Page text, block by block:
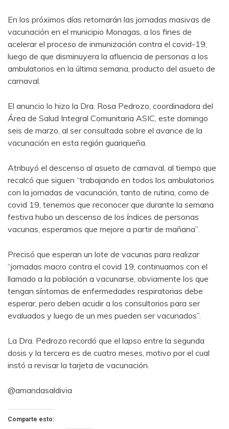
En los próximos días retomarán las jornadas masivas de
vacunación en el municipio Monagas, a los fines de
acelerar el proceso de inmunización contra el covid-19,
luego de que disminuyera la afluencia de personas a los
ambulatorios en la última semana, producto del asueto de
carnaval.
El anuncio lo hizo la Dra. Rosa Pedrozo, coordinadora del
Área de Salud Integral Comunitaria ASIC, este domingo
seis de marzo, al ser consultada sobre el avance de la
vacunación en esta región guariqueña.
Atribuyó el descenso al asueto de carnaval, al tiempo que
recalcó que siguen “trabajando en todos los ambulatorios
con la jornadas de vacunación, tanto de rutina, como de
covid 19, tenemos que reconocer que durante la semana
festiva hubo un descenso de los índices de personas
vacunas, esperamos que mejore a partir de mañana”.
Precisó que esperan un lote de vacunas para realizar
“jornadas macro contra el covid 19, continuamos con el
llamado a la población a vacunarse, obviamente los que
tengan síntomas de enfermedades respiratorias debe
esperar, pero deben acudir a los consultorios para ser
evaluados y luego de un mes pueden ser vacunados”.
La Dra. Pedrozo recordó que el lapso entre la segunda
dosis y la tercera es de cuatro meses, motivo por el cual
instó a revisar la tarjeta de vacunación.
@amandasaldivia
Comparte esto: